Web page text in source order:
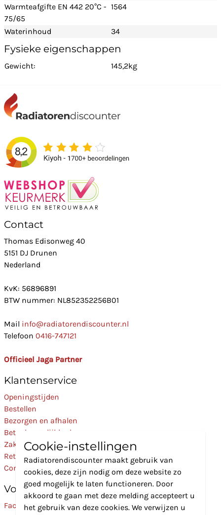
Warmteafgifte EN 442 20°C -
75/65
1564
Waterinhoud 34
Fysieke eigenschappen
Gewicht: 145,2kg
Contact
Thomas Edisonweg 40
5151 DJ Drunen
Nederland
KvK: 56896891
BTW nummer: NL852352256B01
Mail info@radiatorendiscounter.nl
Telefoon 0416-747121
Officieel Jaga Partner
Klantenservice
Openingstijden
Bestellen
Bezorgen en afhalen
Betaalmogelijkheden
Zakelijk
Retourneren
Contact
Volg Ons
Facebook
Cookie-instellingen
Radiatorendiscounter maakt gebruik van
cookies, deze zijn nodig om deze website zo
goed mogelijk te laten functioneren. Door
akkoord te gaan met deze melding accepteert u
het gebruik van deze cookies. We verwijzen u